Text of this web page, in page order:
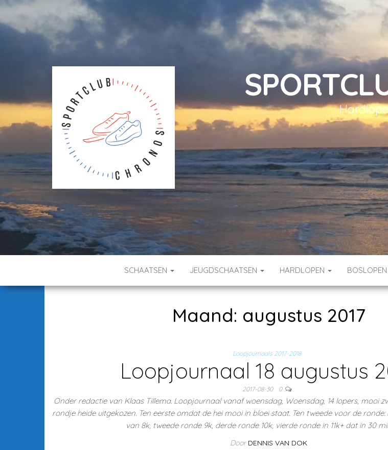
SCHAATSEN JEUGDSCHAATSEN HARDLOPEN BOSLOPEN
Maand: augustus 2017
Loopjournaals 2017-2018
Loopjournaal 18 augustus
2017-08-30 0
Onder redactie van Klaas Tillema. Loopjournaal vanaf woensdag, Woensdag, 14 lopers, mooi
rondje heide uitgekozen. Ten eerste omdat de hei mooi in bloei staat. Ten tweede voor de
van 8k, tweede ronde 9k, derde ronde 10k, vierde ronde in 11k+ dat in 30
Door DENNIS VAN DOK